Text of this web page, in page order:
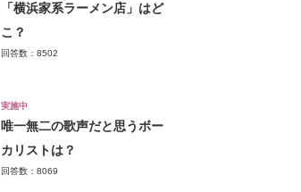
「横浜家系ラーメン店」はど
こ？
回答数：8502
実施中
唯一無二の歌声だと思うボー
カリストは？
回答数：8069